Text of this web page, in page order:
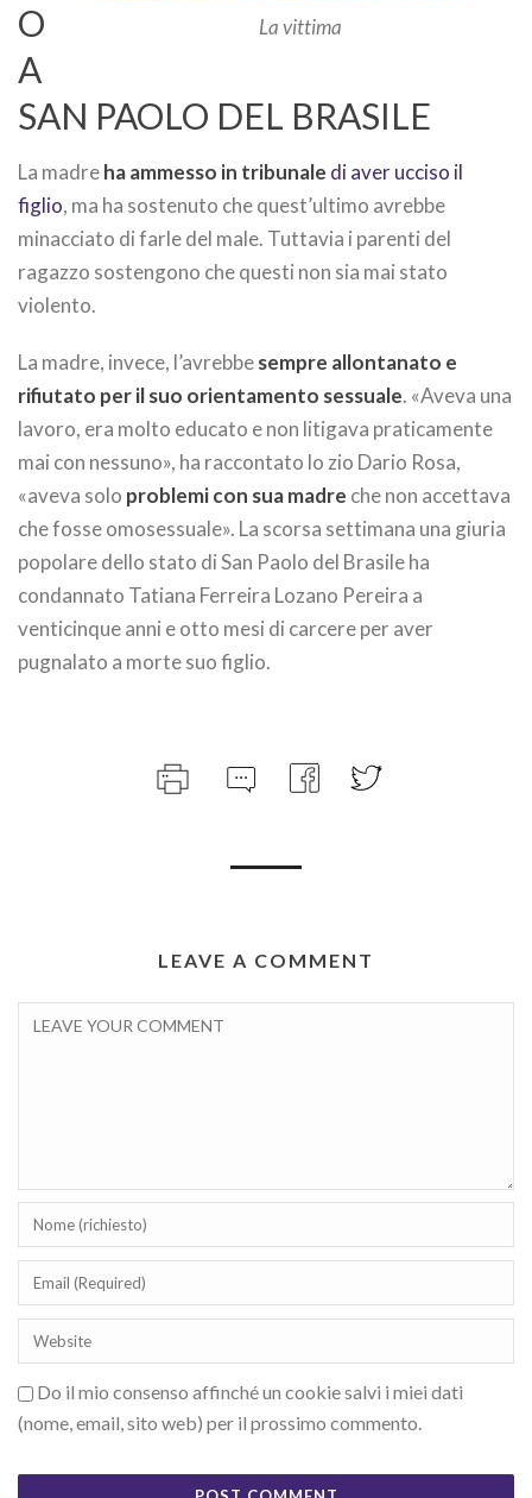
La vittima
O
A
SAN PAOLO DEL BRASILE
La madreha ammesso in tribunale di aver ucciso il
figlio, ma ha sostenuto che quest’ultimo avrebbe
minacciato di farle del male. Tuttavia i parenti del
ragazzo sostengono che questi non sia mai stato
violento.
La madre, invece, l’avrebbesempre allontanato e
rifiutato per il suo orientamento sessuale. «Aveva una
lavoro, era molto educato e non litigava praticamente
mai con nessuno», ha raccontato lo zio Dario Rosa,
«aveva solo problemi con sua madre che non accettava
che fosse omosessuale». La scorsa settimana una giuria
popolare dello stato di San Paolo del Brasile ha
condannato Tatiana Ferreira Lozano Pereira a
venticinque anni e otto mesi di carcere per aver
pugnalato a morte suo figlio.
LEAVE A COMMENT
Do il mio consenso affinché un cookie salvi i miei dati
(nome, email, sito web) per il prossimo commento.